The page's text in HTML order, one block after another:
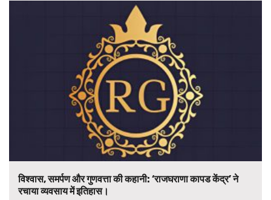
विश्वास, समर्पण और गुणवत्ता की कहानी: ‘राजघराणा कापड केंद्र’ ने
रचाया व्यवसाय में इतिहास।